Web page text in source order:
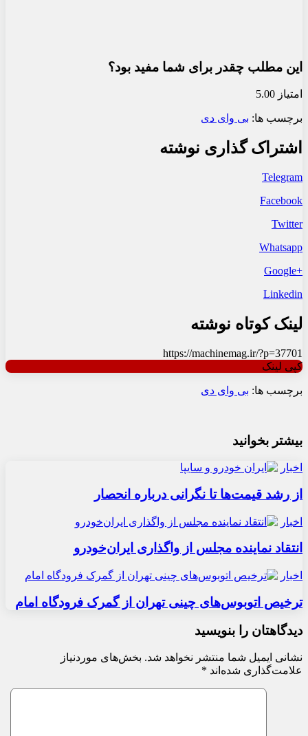
این مطلب چقدر برای شما مفید بود؟
امتیاز 5.00
برچسب ها: بی وای دی
اشتراک گذاری نوشته
Telegram
Facebook
Twitter
Whatsapp
+Google
Linkedin
لینک کوتاه نوشته
https://machinemag.ir/?p=37701
کپی لینک
برچسب ها: بی وای دی
بیشتر بخوانید
اخبار
از رشد قیمت‌ها تا نگرانی درباره انحصار
اخبار
انتقاد نماینده مجلس از واگذاری ایران‌خودرو
اخبار
ترخیص اتوبوس‌های چینی تهران از گمرک فرودگاه امام
دیدگاهتان را بنویسید
نشانی ایمیل شما منتشر نخواهد شد. بخش‌های موردنیاز
علامت‌گذاری شده‌اند *